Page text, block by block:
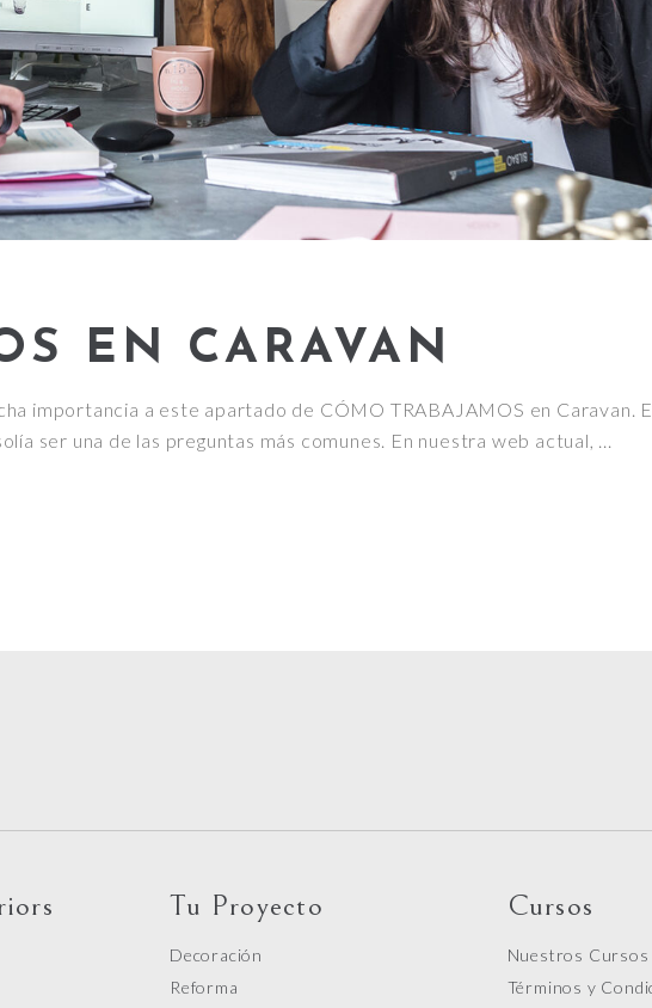
EN CARAVAN
importancia a este apartado de CÓMO TRABAJAMOS en Caravan.
ser una de las preguntas más comunes. En nuestra web actual,
Tu Proyecto
Decoración
Reforma
Cursos
Nuestros Cursos
Términos y